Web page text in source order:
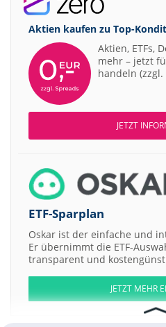
Aktien kaufen zu Top-
Aktien, ETFs,
mehr – jetzt
handeln
JETZT
ETF-Sparplan
Oskar ist der einfache und
Er übernimmt die ETF-
transparent und
JETZT MEHR